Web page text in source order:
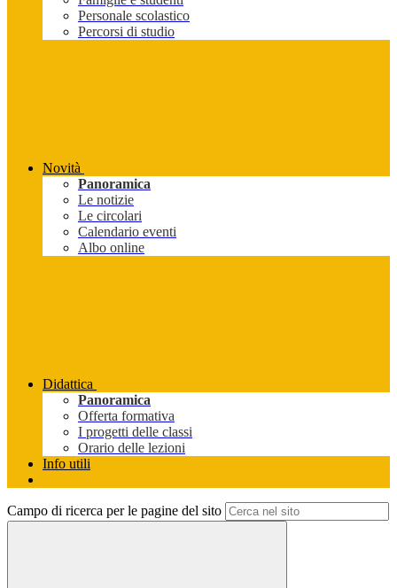
Personale scolastico
Percorsi di studio
Novità
Panoramica
Le notizie
Le circolari
Calendario eventi
Albo online
Didattica
Panoramica
Offerta formativa
I progetti delle classi
Orario delle lezioni
Info utili
Campo di ricerca per le pagine del sito